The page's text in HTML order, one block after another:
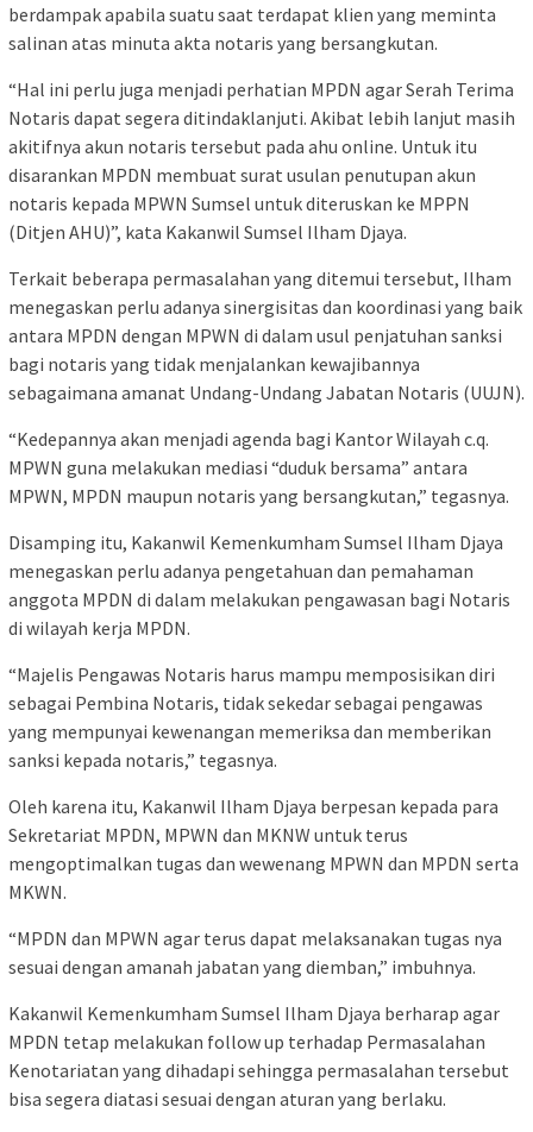
berdampak apabila suatu saat terdapat klien yang meminta
salinan atas minuta akta notaris yang bersangkutan.
“Hal ini perlu juga menjadi perhatian MPDN agar Serah Terima
Notaris dapat segera ditindaklanjuti. Akibat lebih lanjut masih
akitifnya akun notaris tersebut pada ahu online. Untuk itu
disarankan MPDN membuat surat usulan penutupan akun
notaris kepada MPWN Sumsel untuk diteruskan ke MPPN
(Ditjen AHU)”, kata Kakanwil Sumsel Ilham Djaya.
Terkait beberapa permasalahan yang ditemui tersebut, Ilham
menegaskan perlu adanya sinergisitas dan koordinasi yang baik
antara MPDN dengan MPWN di dalam usul penjatuhan sanksi
bagi notaris yang tidak menjalankan kewajibannya
sebagaimana amanat Undang-Undang Jabatan Notaris (UUJN).
“Kedepannya akan menjadi agenda bagi Kantor Wilayah c.q.
MPWN guna melakukan mediasi “duduk bersama” antara
MPWN, MPDN maupun notaris yang bersangkutan,” tegasnya.
Disamping itu, Kakanwil Kemenkumham Sumsel Ilham Djaya
menegaskan perlu adanya pengetahuan dan pemahaman
anggota MPDN di dalam melakukan pengawasan bagi Notaris
di wilayah kerja MPDN.
“Majelis Pengawas Notaris harus mampu memposisikan diri
sebagai Pembina Notaris, tidak sekedar sebagai pengawas
yang mempunyai kewenangan memeriksa dan memberikan
sanksi kepada notaris,” tegasnya.
Oleh karena itu, Kakanwil Ilham Djaya berpesan kepada para
Sekretariat MPDN, MPWN dan MKNW untuk terus
mengoptimalkan tugas dan wewenang MPWN dan MPDN serta
MKWN.
“MPDN dan MPWN agar terus dapat melaksanakan tugas nya
sesuai dengan amanah jabatan yang diemban,” imbuhnya.
Kakanwil Kemenkumham Sumsel Ilham Djaya berharap agar
MPDN tetap melakukan follow up terhadap Permasalahan
Kenotariatan yang dihadapi sehingga permasalahan tersebut
bisa segera diatasi sesuai dengan aturan yang berlaku.